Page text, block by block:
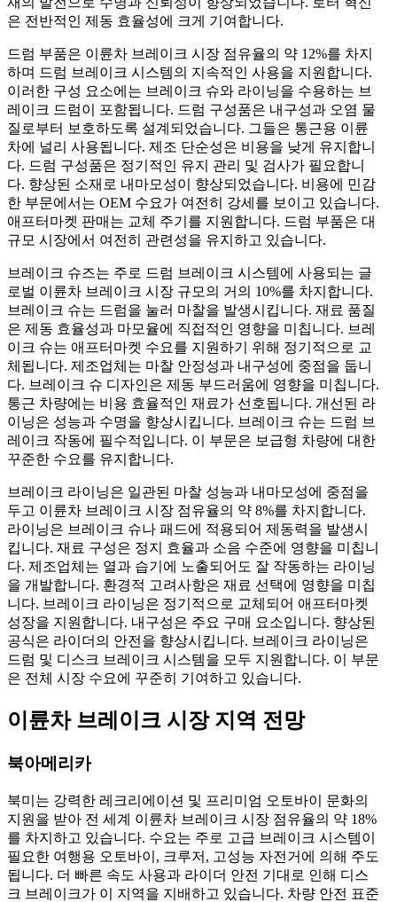
은 전반적인 제동 효율성에 크게 기여합니다.
드럼 부품은 이륜차 브레이크 시장 점유율의 약 12%를 차지
하며 드럼 브레이크 시스템의 지속적인 사용을 지원합니다.
이러한 구성 요소에는 브레이크 슈와 라이닝을 수용하는 브
레이크 드럼이 포함됩니다. 드럼 구성품은 내구성과 오염 물
질로부터 보호하도록 설계되었습니다. 그들은 통근용 이륜
차에 널리 사용됩니다. 제조 단순성은 비용을 낮게 유지합니
다. 드럼 구성품은 정기적인 유지 관리 및 검사가 필요합니
다. 향상된 소재로 내마모성이 향상되었습니다. 비용에 민감
한 부문에서는 OEM 수요가 여전히 강세를 보이고 있습니다.
애프터마켓 판매는 교체 주기를 지원합니다. 드럼 부품은 대
규모 시장에서 여전히 관련성을 유지하고 있습니다.
브레이크 슈즈는 주로 드럼 브레이크 시스템에 사용되는 글
로벌 이륜차 브레이크 시장 규모의 거의 10%를 차지합니다.
브레이크 슈는 드럼을 눌러 마찰을 발생시킵니다. 재료 품질
은 제동 효율성과 마모율에 직접적인 영향을 미칩니다. 브레
이크 슈는 애프터마켓 수요를 지원하기 위해 정기적으로 교
체됩니다. 제조업체는 마찰 안정성과 내구성에 중점을 둡니
다. 브레이크 슈 디자인은 제동 부드러움에 영향을 미칩니다.
통근 차량에는 비용 효율적인 재료가 선호됩니다. 개선된 라
이닝은 성능과 수명을 향상시킵니다. 브레이크 슈는 드럼 브
레이크 작동에 필수적입니다. 이 부문은 보급형 차량에 대한
꾸준한 수요를 유지합니다.
브레이크 라이닝은 일관된 마찰 성능과 내마모성에 중점을
두고 이륜차 브레이크 시장 점유율의 약 8%를 차지합니다.
라이닝은 브레이크 슈나 패드에 적용되어 제동력을 발생시
킵니다. 재료 구성은 정지 효율과 소음 수준에 영향을 미칩니
다. 제조업체는 열과 습기에 노출되어도 잘 작동하는 라이닝
을 개발합니다. 환경적 고려사항은 재료 선택에 영향을 미칩
니다. 브레이크 라이닝은 정기적으로 교체되어 애프터마켓
성장을 지원합니다. 내구성은 주요 구매 요소입니다. 향상된
공식은 라이더의 안전을 향상시킵니다. 브레이크 라이닝은
드럼 및 디스크 브레이크 시스템을 모두 지원합니다. 이 부문
은 전체 시장 수요에 꾸준히 기여하고 있습니다.
이륜차 브레이크 시장 지역 전망
북아메리카
북미는 강력한 레크리에이션 및 프리미엄 오토바이 문화의
지원을 받아 전 세계 이륜차 브레이크 시장 점유율의 약 18%
를 차지하고 있습니다. 수요는 주로 고급 브레이크 시스템이
필요한 여행용 오토바이, 크루저, 고성능 자전거에 의해 주도
됩니다. 더 빠른 속도 사용과 라이더 안전 기대로 인해 디스
크 브레이크가 이 지역을 지배하고 있습니다. 차량 안전 표준